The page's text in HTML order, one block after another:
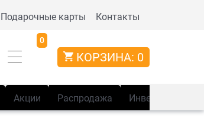
Подарочные карты Контакты
0
КОРЗИНА: 0
Акции Распродажа Инвентарь